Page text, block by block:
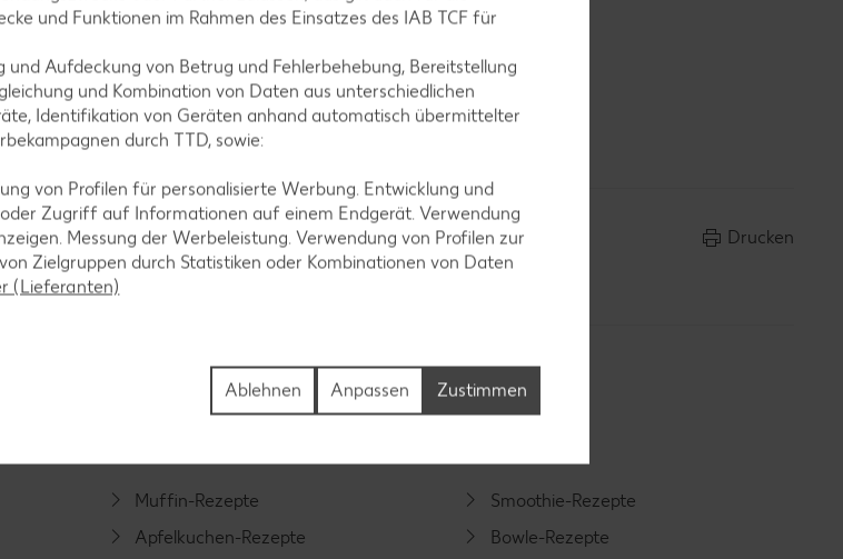
unterheben. Quark locker in die Mulde
mit Puderzucker bestreut servieren.
Drucken
Muffin-Rezepte
Apfelkuchen-Rezepte
Smoothie-Rezepte
Bowle-Rezepte
und Funktionen im Rahmen des Einsatzes des IAB TCF für
Aufdeckung von Betrug und Fehlerbehebung, Bereitstellung
und Kombination von Daten aus unterschiedlichen
Identifikation von Geräten anhand automatisch übermittelter
durch TTD, sowie:
von Profilen für personalisierte Werbung. Entwicklung und
Zugriff auf Informationen auf einem Endgerät. Verwendung
Messung der Werbeleistung. Verwendung von Profilen zur
Zielgruppen durch Statistiken oder Kombinationen von Daten
(Lieferanten)
Zustimmen
Anpassen
Ablehnen